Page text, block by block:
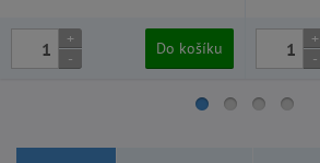
+
-
Do košíku
+
-